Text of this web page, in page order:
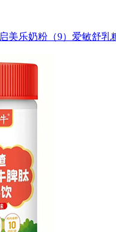
启美乐奶粉（9） 爱敏舒乳